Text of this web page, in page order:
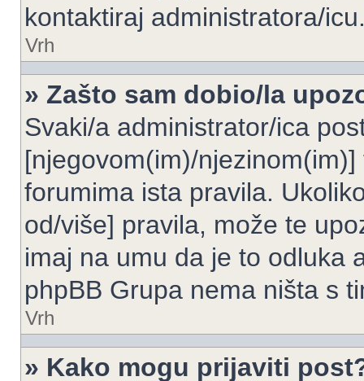
kontaktiraj administratora/
Vrh
» Zašto sam dobio/la
Svaki/a administrator/ica
[njegovom(im)/
forumima ista pravila.
od/više] pravila, može te
imaj na umu da je to odluka
phpBB Grupa nema ništa s
Vrh
» Kako mogu prijaviti